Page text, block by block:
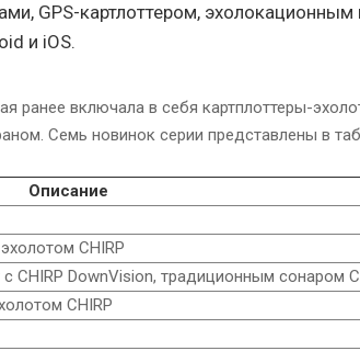
GPS-картлоттером,
и iOS.
ранее включала в себя картплоттеры-
Семь новинок серии представлены в
Описание
CHIRP
CHIRP DownVision, традиционным сонаром
CHIRP